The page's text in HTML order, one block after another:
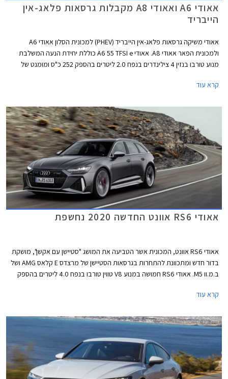
אאודי A6 ואאודי A8 מקבלות גרסאות פלאג-אין
הייבריד
אאודי משיקה גרסאות פלאג-אין הייבריד (PHEV) למכונית הסלון אאודי A6
ולמכונית הפאר אאודי A8. אאודי A6 55 TFSI e כוללת יחידת הנעה המשלבת
מנוע טורבו בנזין 4 צילינדרים בנפח 2.0 ליטרים בהספק 252 כ"ס ומומנט של
מוגבלת ל- 250 קמ"ש. טווח הנסיעה החשמלי בגרסה זו עומד על 53 ק"מ
במהירות של עד 135 קמ"ש. העיצוב החיצוני מקבל את חבילת S ליין
הספורטיבית הכוללת פגושים בעיצוב אגרסיבי, גופי תאורה מסוג LED מטריקס,
חישוקי 19 אינץ', קליפרים אדומים, ומתלים מוקשחים.
קרא עוד
אאודי RS6 אוונט החדשה 2020 נחשפת
אאודי RS6 אוונט, המכונית אשר הטביעה את המושג "סטיישן עם אקשן", מושקת
בדור חדש ומתכוונת להתחרות בגרסאות הסטיישן של מרצדס E קלאס AMG ושל
ב.מ.וו M5. אאודי RS6 חמושה במנוע V8 טווין טורבו בנפח 4.0 ליטרים בהספק
הילוכים אוטומטית פלנטרית. הכוח עובר לארבעת הגלגלים דרך מערכת הנעה
האחורי או בהתאם לתנאי הדרך על מנת להשיג אחיזה מרבית.
קרא עוד